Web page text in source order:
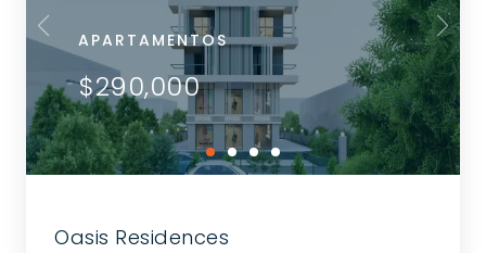
APARTAMENTOS
$290,000
Oasis Residences